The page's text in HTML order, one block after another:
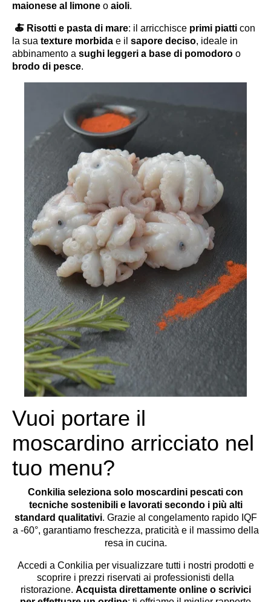
maionese al limone o aioli.
🍝 Risotti e pasta di mare: il arricchisce primi piatti con
la sua texture morbida e il sapore deciso, ideale in
abbinamento a sughi leggeri a base di pomodoro o
brodo di pesce.
Vuoi portare il
moscardino arricciato nel
tuo menu?
Conkilia seleziona solo moscardini pescati con
tecniche sostenibili e lavorati secondo i più alti
standard qualitativi. Grazie al congelamento rapido IQF
a -60°, garantiamo freschezza, praticità e il massimo della
resa in cucina.
Accedi a Conkilia per visualizzare tutti i nostri prodotti e
scoprire i prezzi riservati ai professionisti della
ristorazione. Acquista direttamente online o scrivici